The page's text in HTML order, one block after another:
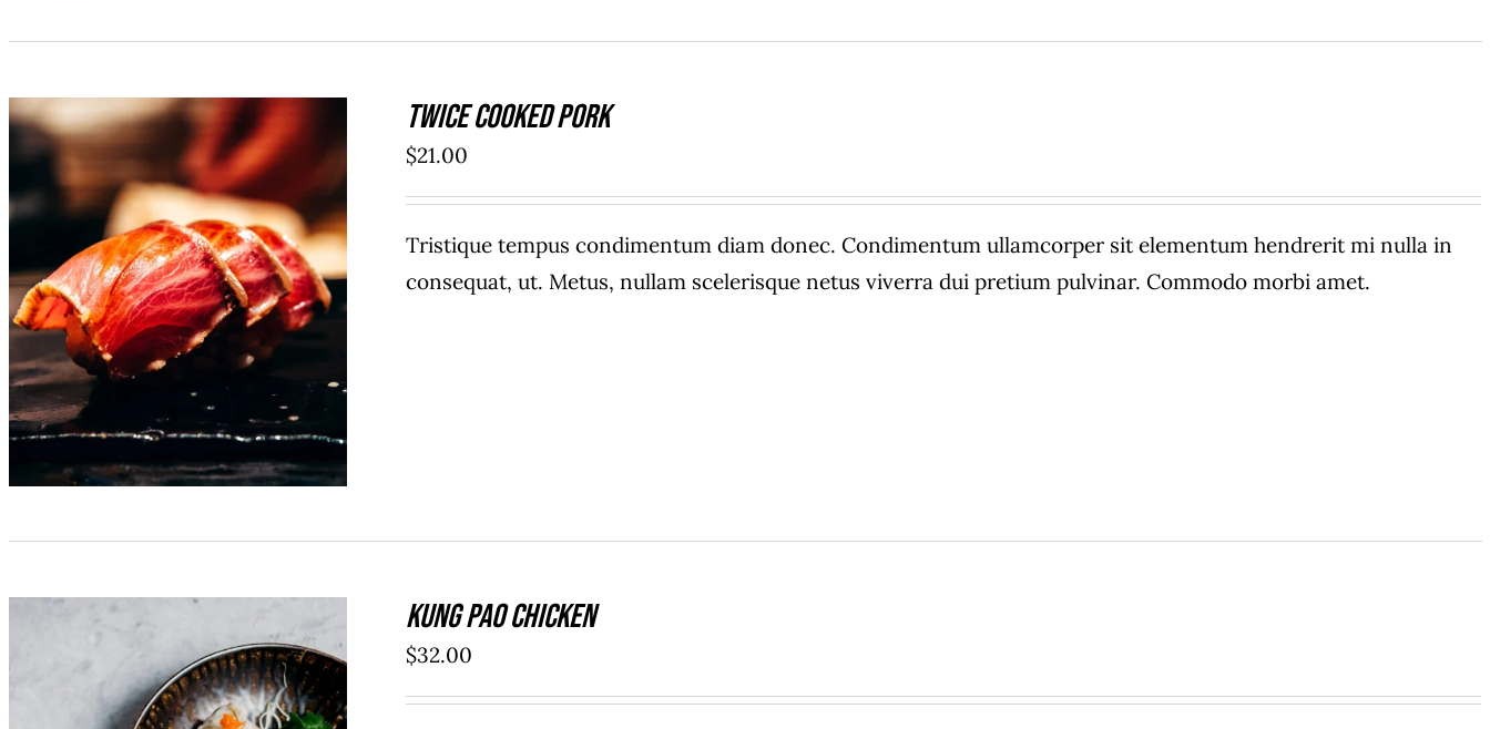
AÑADIR AL CARRITO / DETAILS
Twice Cooked Pork
$21.00
Tristique tempus condimentum diam donec. Condimentum ullamcorper sit elementum hendrerit mi nulla in
consequat, ut. Metus, nullam scelerisque netus viverra dui pretium pulvinar. Commodo morbi amet.
Kung Pao Chicken
$32.00